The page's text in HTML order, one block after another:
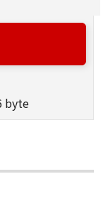
される複数
を使用
ェア」を
ストールす
byte